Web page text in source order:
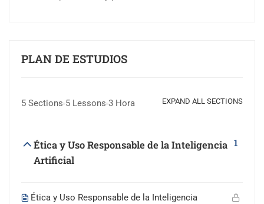
PLAN DE ESTUDIOS
5 Sections 5 Lessons 3 Hora EXPAND ALL SECTIONS
Ética y Uso Responsable de la Inteligencia
Artificial
1
Ética y Uso Responsable de la Inteligencia